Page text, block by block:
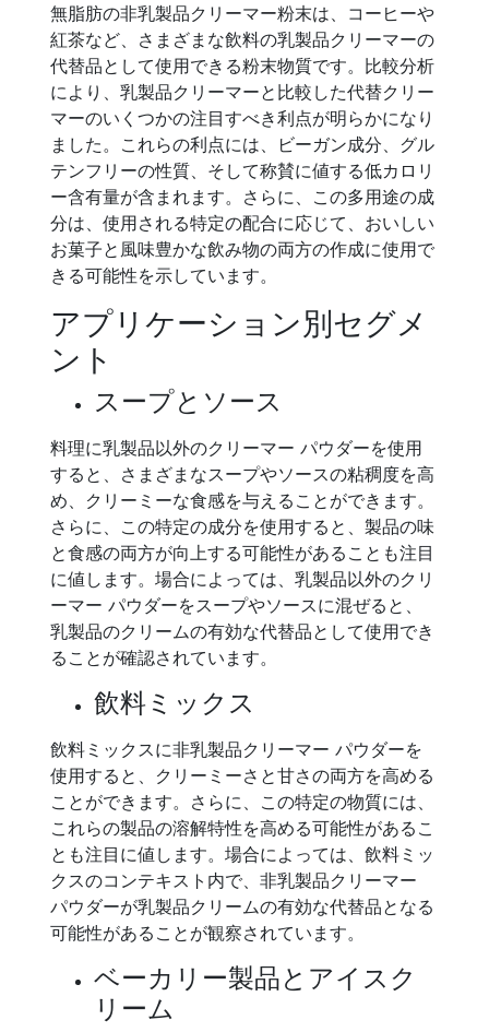
無脂肪の非乳製品クリーマー粉末は、コーヒーや
紅茶など、さまざまな飲料の乳製品クリーマーの
代替品として使用できる粉末物質です。比較分析
により、乳製品クリーマーと比較した代替クリー
マーのいくつかの注目すべき利点が明らかになり
ました。これらの利点には、ビーガン成分、グル
テンフリーの性質、そして称賛に値する低カロリ
ー含有量が含まれます。さらに、この多用途の成
分は、使用される特定の配合に応じて、おいしい
お菓子と風味豊かな飲み物の両方の作成に使用で
きる可能性を示しています。
アプリケーション別セグメ
ント
スープとソース
料理に乳製品以外のクリーマー パウダーを使用
すると、さまざまなスープやソースの粘稠度を高
め、クリーミーな食感を与えることができます。
さらに、この特定の成分を使用すると、製品の味
と食感の両方が向上する可能性があることも注目
に値します。場合によっては、乳製品以外のクリ
ーマー パウダーをスープやソースに混ぜると、
乳製品のクリームの有効な代替品として使用でき
ることが確認されています。
飲料ミックス
飲料ミックスに非乳製品クリーマー パウダーを
使用すると、クリーミーさと甘さの両方を高める
ことができます。さらに、この特定の物質には、
これらの製品の溶解特性を高める可能性があるこ
とも注目に値します。場合によっては、飲料ミッ
クスのコンテキスト内で、非乳製品クリーマー
パウダーが乳製品クリームの有効な代替品となる
可能性があることが観察されています。
ベーカリー製品とアイスク
リーム